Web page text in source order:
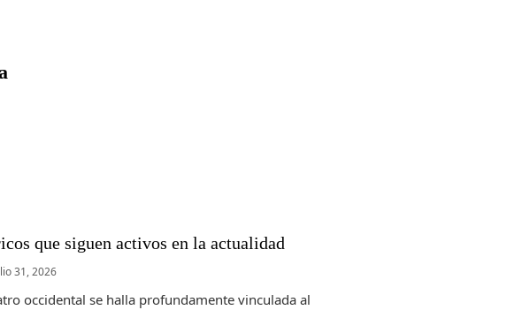
que siguen activos en la actualidad
31, 2026
occidental se halla profundamente vinculada al